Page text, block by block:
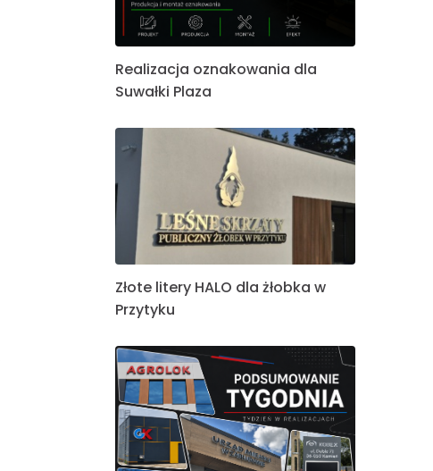
Realizacja oznakowania dla
Suwałki Plaza
Złote litery HALO dla żłobka w
Przytyku